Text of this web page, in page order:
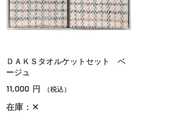
ＤＡＫＳタオルケットセット ベ
ージュ
11,000 円 （税込）
在庫：✕